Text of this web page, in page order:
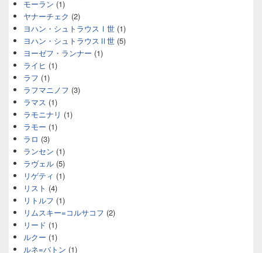
モーラン (1)
ヤナーチェク (2)
ヨハン・シュトラウスⅠ世 (1)
ヨハン・シュトラウスⅡ世 (5)
ヨーゼフ・ランナー (1)
ライヒ (1)
ラフ (1)
ラフマニノフ (3)
ラマス (1)
ラモニナリ (1)
ラモー (1)
ラロ (3)
ランセン (1)
ラヴェル (5)
リゲティ (1)
リスト (4)
リトルフ (1)
リムスキー=コルサコフ (2)
リード (1)
ルクー (1)
ルネ=バトン (1)